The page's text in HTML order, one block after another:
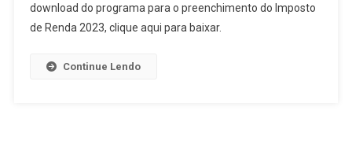
download do programa para o preenchimento do Imposto
de Renda 2023, clique aqui para baixar.
Continue Lendo